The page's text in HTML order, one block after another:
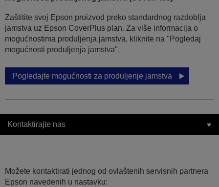
Zaštitite svoj Epson proizvod preko standardnog razdoblja
jamstva uz Epson CoverPlus plan. Za više informacija o
mogućnostima produljenja jamstva, kliknite na "Pogledaj
mogućnosti produljenja jamstva".
Pogledajte mogućnosti za produljenje jamstva
Kontaktirajte nas
Možete kontaktirati jednog od ovlaštenih servisnih partnera
Epson navedenih u nastavku: